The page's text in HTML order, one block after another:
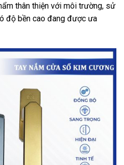
thân thiện với môi trường, sử
độ bền cao đang được ưa